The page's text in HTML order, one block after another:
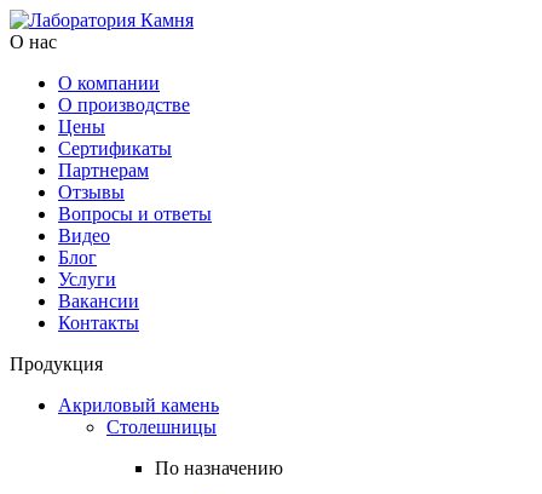
О нас
О компании
О производстве
Цены
Cертификаты
Партнерам
Отзывы
Вопросы и ответы
Видео
Блог
Услуги
Вакансии
Контакты
Продукция
Акриловый камень
Столешницы
По назначению